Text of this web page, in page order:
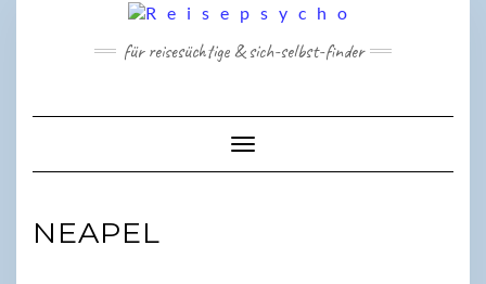
für reisesüchtige & sich-selbst-finder
Toggle Navigation
NEAPEL